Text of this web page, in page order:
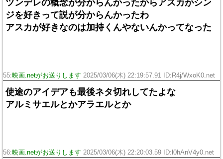
ツンデレの概念が分からんかったからアスカがシン
ジを好きって説が分からんかったわ
アスカが好きなのは加持くんやないんかってなった
55:映画.netがお送りします 2025/03/06(木) 22:19:57.91 ID:R4j/WxoK0.net
使途のアイデアも最後ネタ切れしてたよな
アルミサエルとかアラエルとか
56:映画.netがお送りします 2025/03/06(木) 22:20:03.59 ID:l0hAnV4y0.net